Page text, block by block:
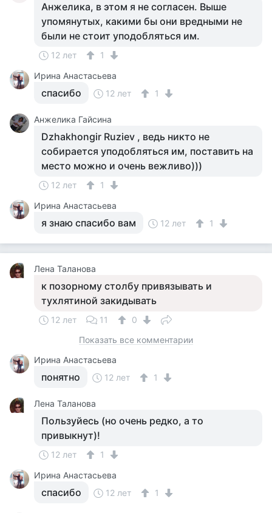
Анжелика, в этом я не согласен. Выше
упомянутых, какими бы они вредными не
были не стоит уподобляться им.
12 лет
1
Ирина Анастасьева
спасибо 12 лет 1
Анжелика Гайсина
Dzhakhongir Ruziev , ведь никто не
собирается уподобляться им, поставить на
место можно и очень вежливо)))
12 лет
1
Ирина Анастасьева
я знаю спасибо вам 12 лет 1
Лена Таланова
к позорному столбу привязывать и
тухлятиной закидывать
12 лет 11
0
Показать все комментарии
Ирина Анастасьева
понятно 12 лет 1
Лена Таланова
Пользуйесь (но очень редко, а то
привыкнут)!
12 лет
1
Ирина Анастасьева
спасибо 12 лет 1